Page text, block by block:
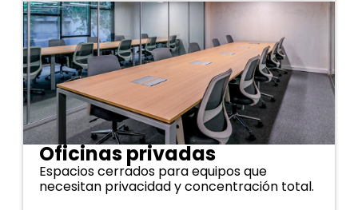
Oficinas privadas
Espacios cerrados para equipos que
necesitan privacidad y concentración total.